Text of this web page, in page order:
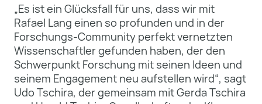
„Es ist ein Glücksfall für uns, dass wir mit
Rafael Lang einen so profunden und in der
Forschungs-Community perfekt vernetzten
Wissenschaftler gefunden haben, der den
Schwerpunkt Forschung mit seinen Ideen und
seinem Engagement neu aufstellen wird“, sagt
Udo Tschira, der gemeinsam mit Gerda Tschira